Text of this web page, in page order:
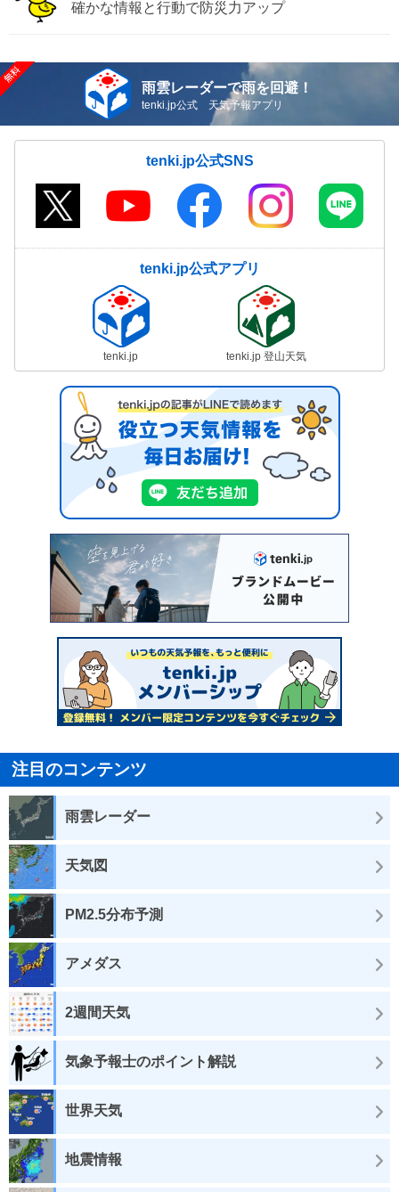
確かな情報と行動で防災力アップ
雨雲レーダーで雨を回避！
tenki.jp公式 天気予報アプリ
tenki.jp公式SNS
tenki.jp公式アプリ
tenki.jp tenki.jp 登山天気
注目のコンテンツ
雨雲レーダー
天気図
PM2.5分布予測
アメダス
2週間天気
気象予報士のポイント解説
世界天気
地震情報